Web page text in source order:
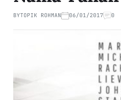
BYTOPIK ROHMAN 06/01/2017 0